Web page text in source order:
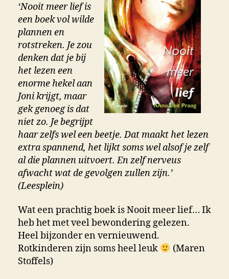
‘Nooit meer lief is
een boek vol wilde
plannen en
rotstreken. Je zou
denken dat je bij
het lezen een
enorme hekel aan
Joni krijgt, maar
gek genoeg is dat
niet zo. Je begrijpt
haar zelfs wel een beetje. Dat maakt het lezen
extra spannend, het lijkt soms wel alsof je zelf
al die plannen uitvoert. En zelf nerveus
afwacht wat de gevolgen zullen zijn.’
(Leesplein)
Wat een prachtig boek is Nooit meer lief… Ik
heb het met veel bewondering gelezen.
Heel bijzonder en vernieuwend.
Rotkinderen zijn soms heel leuk
(Maren
Stoffels)